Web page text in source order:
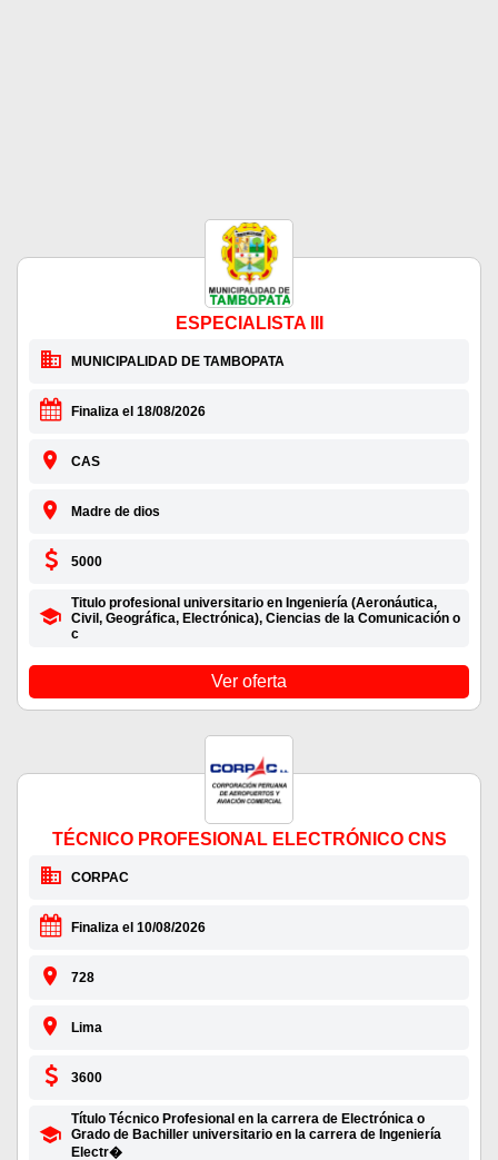
ESPECIALISTA III
MUNICIPALIDAD DE TAMBOPATA
Finaliza el 18/08/2026
CAS
Madre de dios
5000
Titulo profesional universitario en Ingeniería (Aeronáutica,
Civil, Geográfica, Electrónica), Ciencias de la Comunicación o
c
Ver oferta
TÉCNICO PROFESIONAL ELECTRÓNICO CNS
CORPAC
Finaliza el 10/08/2026
728
Lima
3600
Título Técnico Profesional en la carrera de Electrónica o
Grado de Bachiller universitario en la carrera de Ingeniería
Electr�